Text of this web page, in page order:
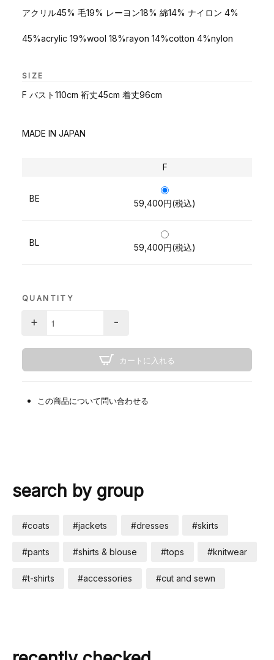
アクリル45% 毛19% レーヨン18% 綿14% ナイロン 4%
45%acrylic 19%wool 18%rayon 14%cotton 4%nylon
SIZE
F バスト110cm 裄丈45cm 着丈96cm
MADE IN JAPAN
F
BE 59,400円(税込)
BL 59,400円(税込)
QUANTITY
+ -
カートに入れる
この商品について問い合わせる
search by group
#coats #jackets #dresses #skirts
#pants #shirts & blouse #tops #knitwear
#t-shirts #accessories #cut and sewn